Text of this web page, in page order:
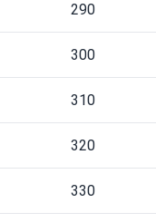
290
300
310
320
330